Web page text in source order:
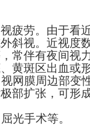
疲劳。由于看
斜视。近视度
常伴有夜间视
黄斑区出血或
视网膜周边部变
部扩张，可形
光手术等。